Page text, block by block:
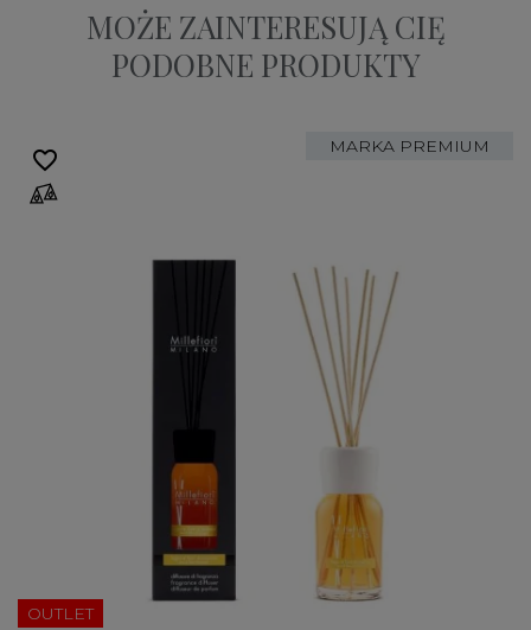
MOŻE ZAINTERESUJĄ CIĘ
PODOBNE PRODUKTY
MARKA PREMIUM
OUTLET
favorite_border